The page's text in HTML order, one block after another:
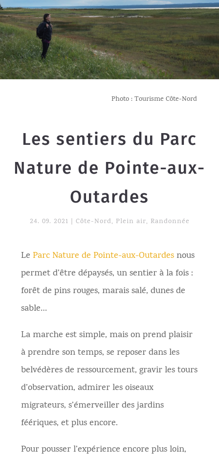
Photo : Tourisme Côte-Nord
Les sentiers du Parc
Nature de Pointe-aux-
Outardes
24. 09. 2021 Côte-Nord, Plein air, Randonnée
Le Parc Nature de Pointe-aux-Outardesnous
permet d’être dépaysés, un sentier à la fois :
forêt de pins rouges, marais salé, dunes de
sable…
La marche est simple, mais on prend plaisir
à prendre son temps, se reposer dans les
belvédères de ressourcement, gravir les tours
d’observation, admirer les oiseaux
migrateurs, s’émerveiller des jardins
féériques, et plus encore.
Pour pousser l’expérience encore plus loin,